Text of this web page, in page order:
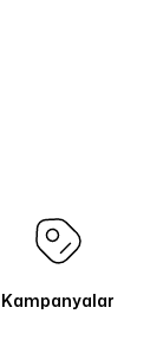
Kampanyalar